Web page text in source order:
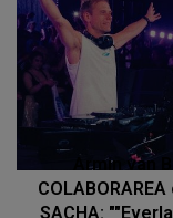
Armin van
SACHA: